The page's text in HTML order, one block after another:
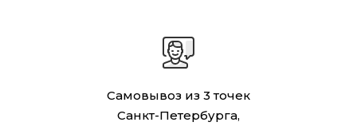
Самовывоз из 3 точек
Санкт-Петербурга,